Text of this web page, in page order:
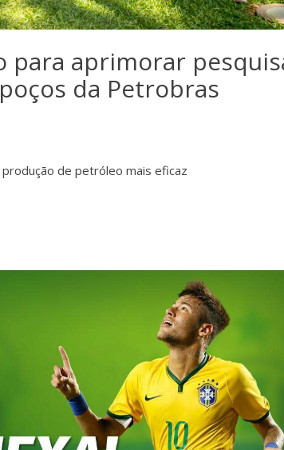
para aprimorar
da Petrobras
de petróleo mais eficaz